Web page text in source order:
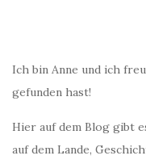
Ich bin Anne und ich
gefunden hast!
Hier auf dem Blog gibt
auf dem Lande,